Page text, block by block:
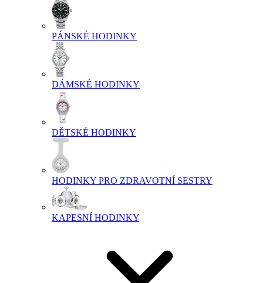
PÁNSKÉ HODINKY
DÁMSKÉ HODINKY
DĚTSKÉ HODINKY
HODINKY PRO ZDRAVOTNÍ SESTRY
KAPESNÍ HODINKY